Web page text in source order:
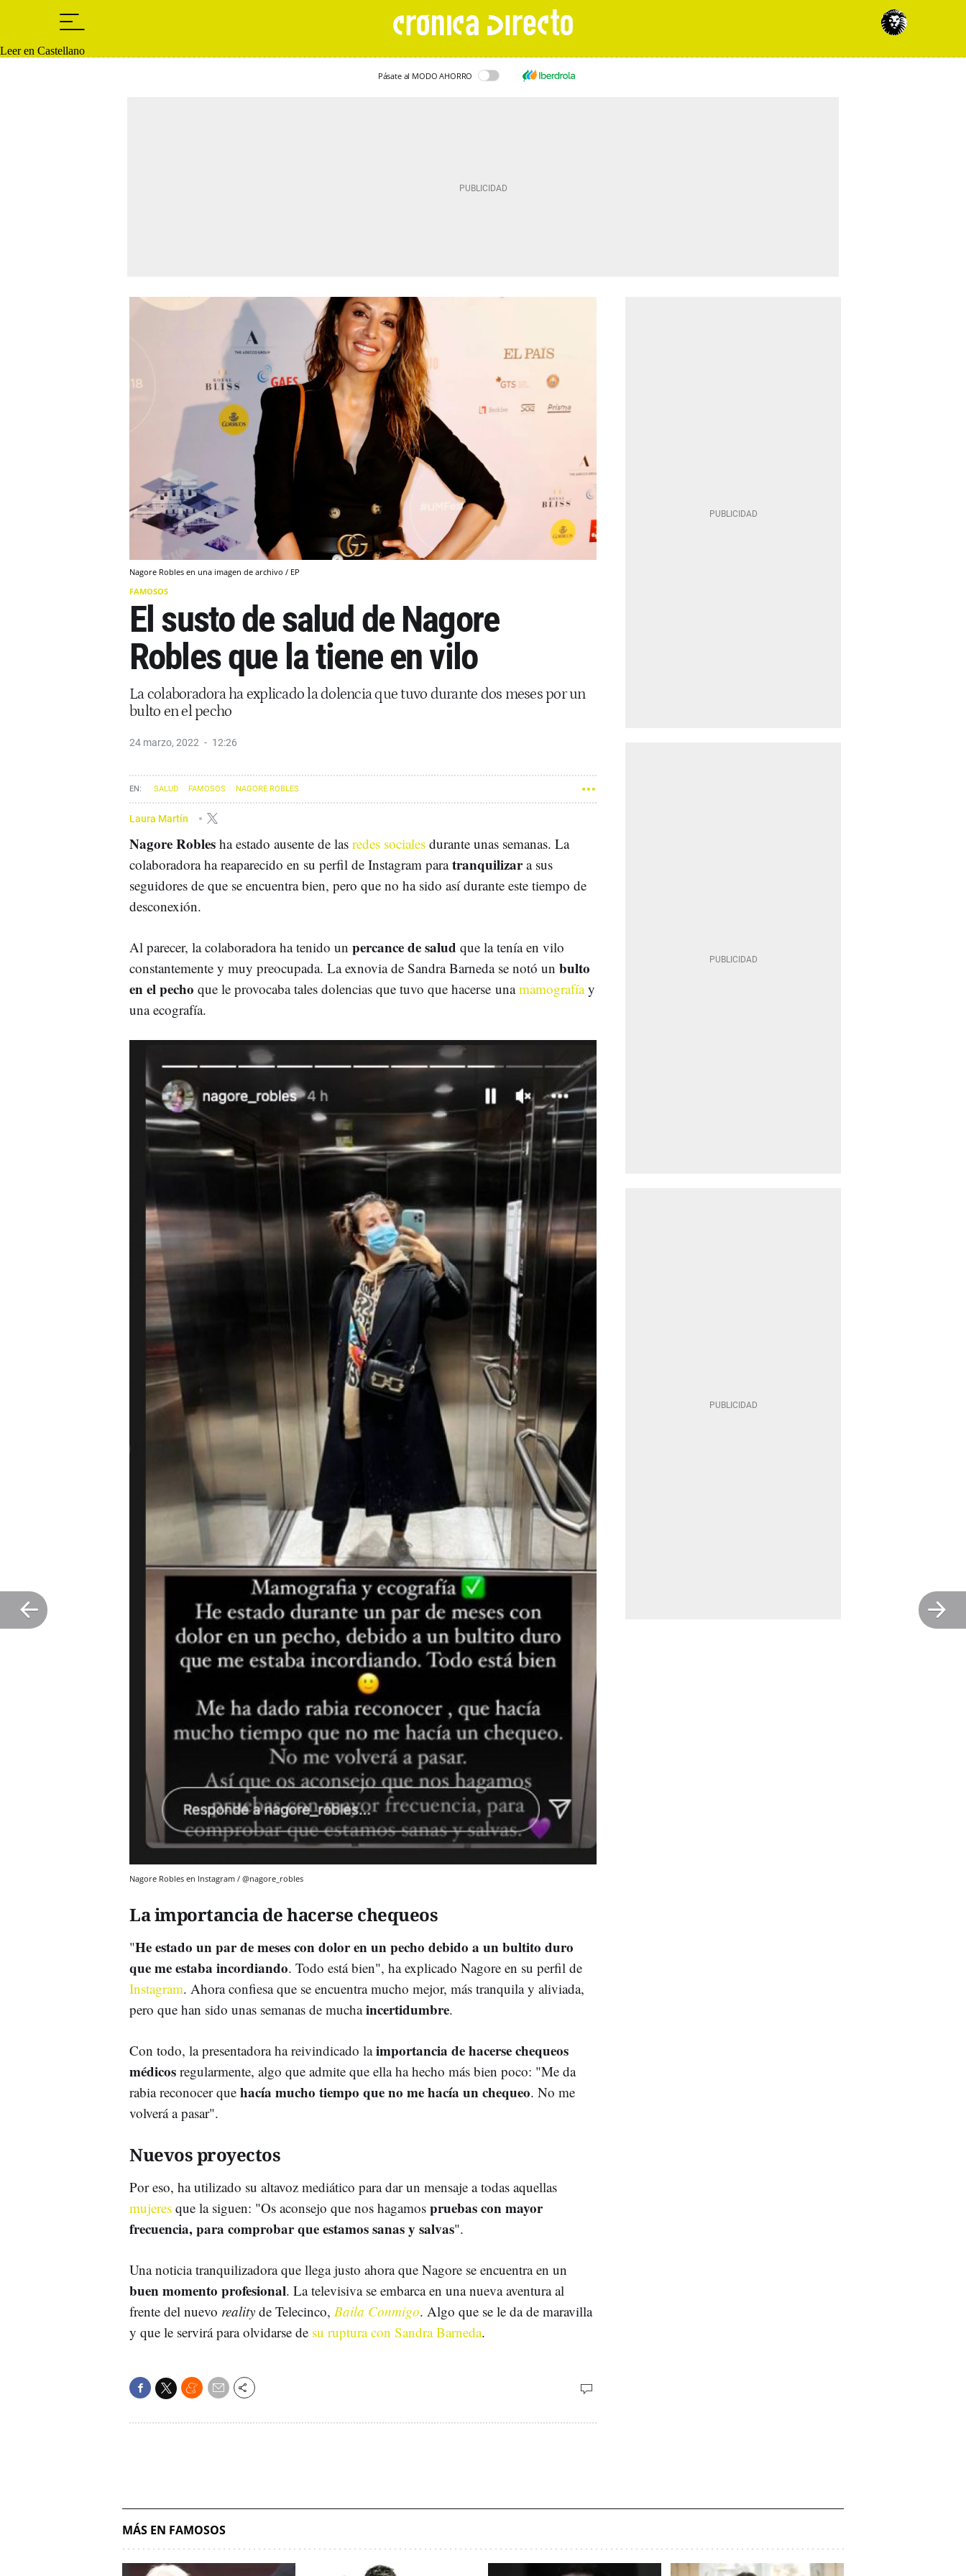
Leer en Castellano
Pásate al MODO AHORRO
Nagore Robles en una imagen de archivo / EP
FAMOSOS
El susto de salud de Nagore
Robles que la tiene en vilo
La colaboradora ha explicado la dolencia que tuvo durante dos meses por un
bulto en el pecho
24 marzo, 2022 12:26
SALUD FAMOSOS NAGORE ROBLES
Laura Martín
Nagore Robles ha estado ausente de las redes sociales durante unas semanas. La
colaboradora ha reaparecido en su perfil de Instagram paratranquilizara sus
seguidores de que se encuentra bien, pero que no ha sido así durante este tiempo de
desconexión.
Al parecer, la colaboradora ha tenido un percance de salud que la tenía en vilo
constantemente y muy preocupada. La exnovia de Sandra Barneda se notó un bulto
en el pecho que le provocaba tales dolencias que tuvo que hacerse unamamografíay
una ecografía.
Nagore Robles en Instagram / @nagore_robles
La importancia de hacerse chequeos
"He estado un par de meses con dolor en un pecho debido a un bultito duro
que me estaba incordiando. Todo está bien", ha explicado Nagore en su perfil de
Instagram. Ahora confiesa que se encuentra mucho mejor, más tranquila y aliviada,
pero que han sido unas semanas de muchaincertidumbre.
Con todo, la presentadora ha reivindicado laimportancia de hacerse chequeos
médicos regularmente, algo que admite que ella ha hecho más bien poco: "Me da
rabia reconocer que hacía mucho tiempo que no me hacía un chequeo. No me
volverá a pasar".
Nuevos proyectos
Por eso, ha utilizado su altavoz mediático para dar un mensaje a todas aquellas
mujeres que la siguen: "Os aconsejo que nos hagamos pruebas con mayor
frecuencia, para comprobar que estamos sanas y salvas".
Una noticia tranquilizadora que llega justo ahora que Nagore se encuentra en un
buen momento profesional. La televisiva se embarca en una nueva aventura al
frente del nuevo reality de Telecinco, Baila Conmigo. Algo que se le da de maravilla
y que le servirá para olvidarse de su ruptura con Sandra Barneda.
MÁS EN FAMOSOS